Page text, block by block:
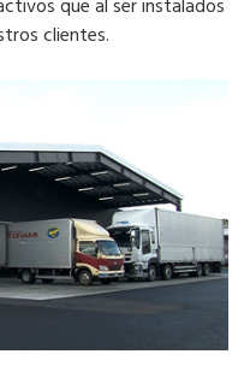
que al ser instalados
clientes.